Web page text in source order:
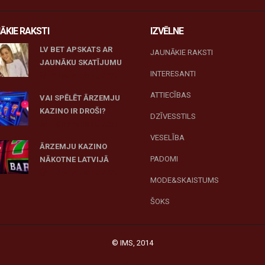
RAKSTI
LV BET APSKATS AR
JAUNĀKU SKATĪJUMU
VAI SPĒLĒT ĀRZEMJU
KAZINO IR DROŠI?
ĀRZEMJU KAZINO
NĀKOTNE LATVIJĀ
IZVĒLNE
JAUNĀKIE RAKSTI
INTERESANTI
ATTIECĪBAS
DZĪVESSTILS
VESELĪBA
PADOMI
MODE&SKAISTUMS
ŠOKS
© IMS, 2014